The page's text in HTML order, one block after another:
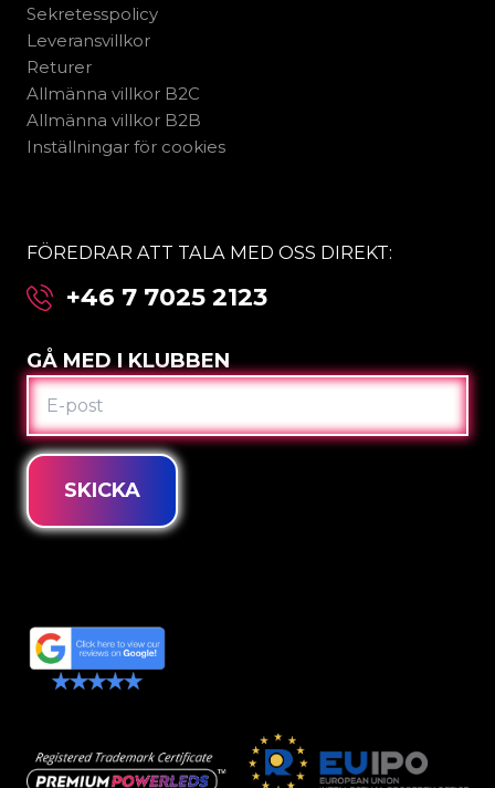
Sekretesspolicy
Leveransvillkor
Returer
Allmänna villkor B2C
Allmänna villkor B2B
Inställningar för cookies
FÖREDRAR ATT TALA MED OSS DIREKT:
+46 7 7025 2123
GÅ MED I KLUBBEN
E-
POST
SKICKA